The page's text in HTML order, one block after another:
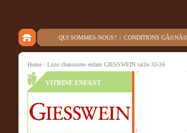
QUI SOMMES-NOUS? | CONDITIONS
Home / Liste chaussures enfant GIESSWEIN taille 33-34
VITRINE ENFANT